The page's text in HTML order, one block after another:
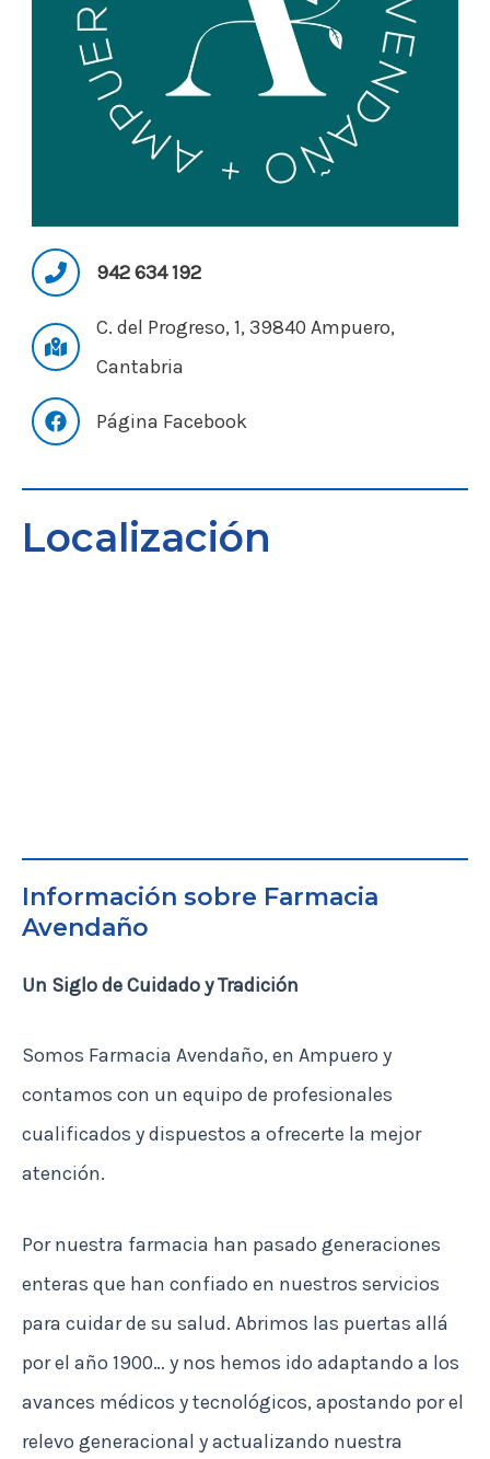
942 634 192
C. del Progreso, 1, 39840 Ampuero,
Cantabria
Página Facebook
Localización
Información sobre Farmacia
Avendaño
Un Siglo de Cuidado y Tradición
Somos Farmacia Avendaño, en Ampuero y
contamos con un equipo de profesionales
cualificados y dispuestos a ofrecerte la mejor
atención.
Por nuestra farmacia han pasado generaciones
enteras que han confiado en nuestros servicios
para cuidar de su salud. Abrimos las puertas allá
por el año 1900… y nos hemos ido adaptando a los
avances médicos y tecnológicos, apostando por el
relevo generacional y actualizando nuestra